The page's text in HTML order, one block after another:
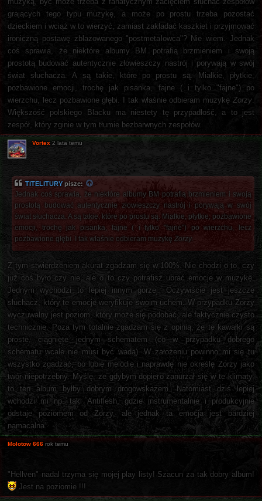
grających tego typu muzykę, a może po prostu trzeba pozostać
dzieckiem i wciąż w to wierzyć, zamiast zakładać kaszkiet i przyjmować
ironiczną postawę zblazowanego "postmetalowca"? Nie wiem. Jednak
coś sprawia, że niektóre albumy BM potrafią brzmieniem i swoją
prostotą budować autentycznie złowieszczy nastrój i porywają w swój
świat słuchacza. A są takie, które po prostu są. Miałkie, płytkie,
pozbawione emocji, trochę jak pisanka, fajne ( i tylko "fajne") po
wierzchu, lecz pozbawione głębi. I tak właśnie odbieram muzykę Zorzy.
Większość polskiego Blacku ma niestety tę przypadłość, a to jest
zespół, który zginie w tym tłumie bezbarwnych zespołów.
Vortex 2 lata temu
TITELITURY pisze:
Jednak coś sprawia, że niektóre albumy BM potrafią brzmieniem i swoją
prostotą budować autentycznie złowieszczy nastrój i porywają w swój
świat słuchacza. A są takie, które po prostu są. Miałkie, płytkie, pozbawione
emocji, trochę jak pisanka, fajne ( i tylko "fajne") po wierzchu, lecz
pozbawione głębi. I tak właśnie odbieram muzykę Zorzy.
Z tym stwierdzeniem akurat zgadzam się w 100%. Nie chodzi o to, czy
już coś było czy nie, ale o to czy potrafisz ubrać emocje w muzykę.
Jednym wychodzi to lepiej innym gorzej. Oczywiście jest jeszcze
słuchacz, który te emocje weryfikuje swoim uchem. W przypadku Zorzy
wyczuwalny jest poziom, który może się podobać, ale faktycznie czysto
technicznie. Poza tym totalnie zgadzam się z opinią, że te kawałki są
proste, ciągnięte jednym schematem (co w przypadku dobrego
schematu wcale nie musi być wadą). W założeniu powinno mi się tu
wszystko zgadzać, bo lubię melodię i naprawdę nie określę Zorzy jako
twór niepotrzebny. Myślę, że gdybym dopiero zanurzał się w te klimaty,
to ten album byłby dobrym drogowskazem. Natomiast dziś lepiej
wchodzi mi np. taki Antiflesh, gdzie instrumentalnie i produkcyjnie
odstaje poziomem od Zorzy, ale jednak ta emocja jest bardziej
namacalna.
Molotow 666 rok temu
"Hellven" nadal trzyma się mojej play listy! Szacun za tak dobry album!
Jest na poziomie !!!